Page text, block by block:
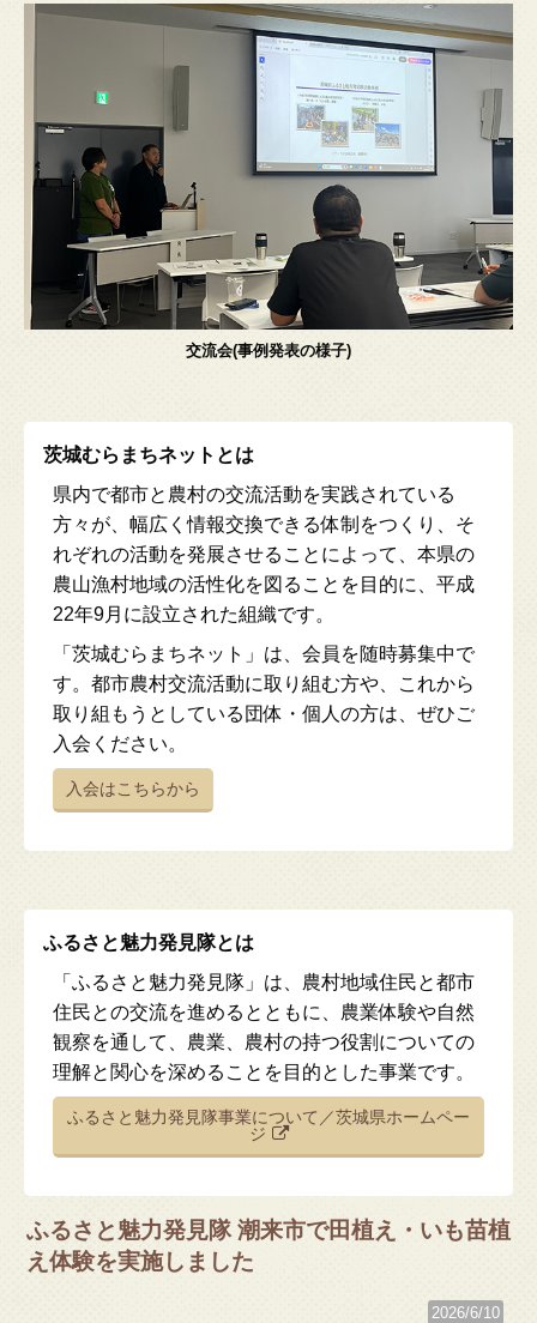
交流会(事例発表の様子)
茨城むらまちネットとは
県内で都市と農村の交流活動を実践されている
方々が、幅広く情報交換できる体制をつくり、そ
れぞれの活動を発展させることによって、本県の
農山漁村地域の活性化を図ることを目的に、平成
22年9月に設立された組織です。
「茨城むらまちネット」は、会員を随時募集中で
す。都市農村交流活動に取り組む方や、これから
取り組もうとしている団体・個人の方は、ぜひご
入会ください。
入会はこちらから
ふるさと魅力発見隊とは
「ふるさと魅力発見隊」は、農村地域住民と都市
住民との交流を進めるとともに、農業体験や自然
観察を通して、農業、農村の持つ役割についての
理解と関心を深めることを目的とした事業です。
ふるさと魅力発見隊事業について／茨城県ホームペー
ジ
ふるさと魅力発見隊 潮来市で田植え・いも苗植
え体験を実施しました
2026/6/10